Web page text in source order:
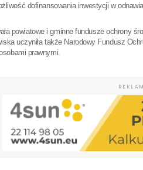
dofinansowania inwestycji w
powiatowe i gminne fundusze ochrony
uczyniła także Narodowy Fundusz
prawnymi.